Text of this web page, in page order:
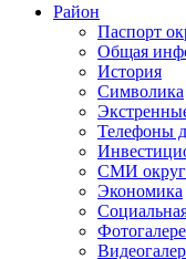
Район
Паспорт
Общая
История
Символика
Телефоны
СМИ
Экономика